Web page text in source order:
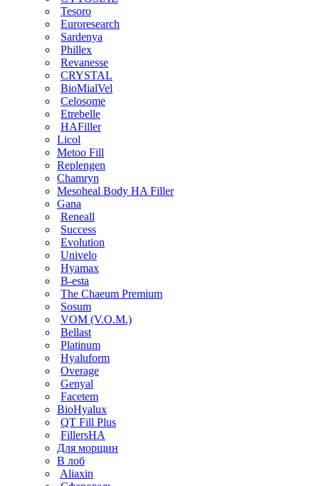
Tesoro
Euroresearch
Sardenya
Phillex
Revanesse
CRYSTAL
BioMialVel
Celosome
Etrebelle
HAFiller
Licol
Metoo Fill
Replengen
Chamryn
Mesoheal Body HA Filler
Gana
Reneall
Success
Evolution
Univelo
Hyamax
B-esta
The Chaeum Premium
Sosum
VOM (V.O.M.)
Bellast
Platinum
Hyaluform
Overage
Genyal
Facetem
BioHyalux
QT Fill Plus
FillersHA
Для морщин
В лоб
Aliaxin